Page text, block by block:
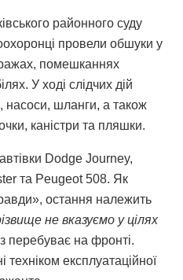
районного суду
провели обшуки у
помешканнях
У ході слідчих дій
насоси, шланги, а також
каністри та пляшки.
Dodge Journey,
та Peugeot 508. Як
остання належить
не вказуємо у цілях
перебуває на фронті.
техніком експлуатаційної